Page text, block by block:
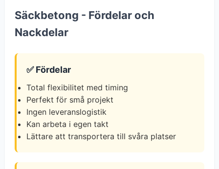
Säckbetong - Fördelar och
Nackdelar
✅ Fördelar
Total flexibilitet med timing
Perfekt för små projekt
Ingen leveranslogistik
Kan arbeta i egen takt
Lättare att transportera till svåra platser